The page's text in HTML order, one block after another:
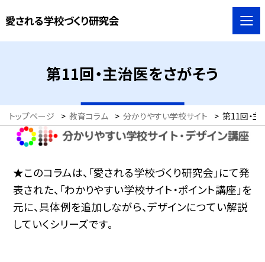
愛される学校づくり研究会
第11回・主治医をさがそう
トップページ > 教育コラム > 分かりやすい学校サイト > 第11回・主
★このコラムは、「愛される学校づくり研究会」にて発
表された、「わかりやすい学校サイト・ポイント講座」を
元に、具体例を追加しながら、デザインにつてい解説
していくシリーズです。